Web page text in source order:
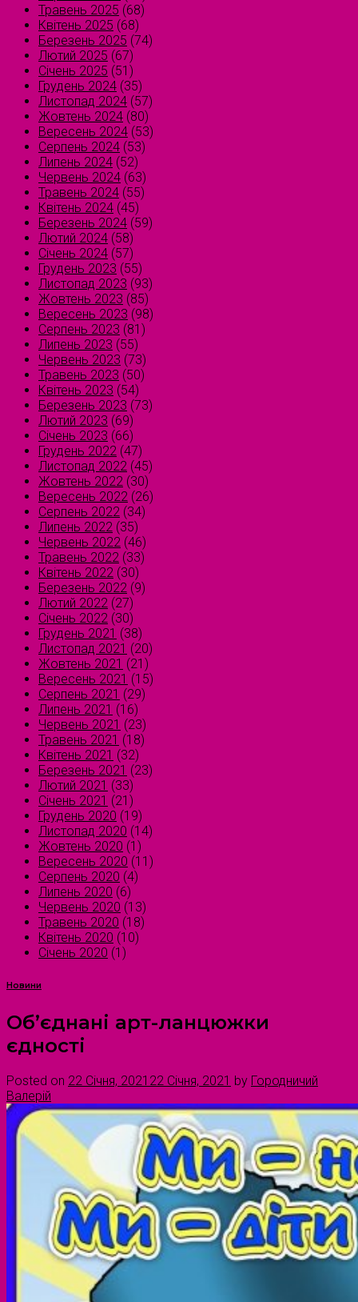
Травень 2025 (68)
Квітень 2025 (68)
Березень 2025 (74)
Лютий 2025 (67)
Січень 2025 (51)
Грудень 2024 (35)
Листопад 2024 (57)
Жовтень 2024 (80)
Вересень 2024 (53)
Серпень 2024 (53)
Липень 2024 (52)
Червень 2024 (63)
Травень 2024 (55)
Квітень 2024 (45)
Березень 2024 (59)
Лютий 2024 (58)
Січень 2024 (57)
Грудень 2023 (55)
Листопад 2023 (93)
Жовтень 2023 (85)
Вересень 2023 (98)
Серпень 2023 (81)
Липень 2023 (55)
Червень 2023 (73)
Травень 2023 (50)
Квітень 2023 (54)
Березень 2023 (73)
Лютий 2023 (69)
Січень 2023 (66)
Грудень 2022 (47)
Листопад 2022 (45)
Жовтень 2022 (30)
Вересень 2022 (26)
Серпень 2022 (34)
Липень 2022 (35)
Червень 2022 (46)
Травень 2022 (33)
Квітень 2022 (30)
Березень 2022 (9)
Лютий 2022 (27)
Січень 2022 (30)
Грудень 2021 (38)
Листопад 2021 (20)
Жовтень 2021 (21)
Вересень 2021 (15)
Серпень 2021 (29)
Липень 2021 (16)
Червень 2021 (23)
Травень 2021 (18)
Квітень 2021 (32)
Березень 2021 (23)
Лютий 2021 (33)
Січень 2021 (21)
Грудень 2020 (19)
Листопад 2020 (14)
Жовтень 2020 (1)
Вересень 2020 (11)
Серпень 2020 (4)
Липень 2020 (6)
Червень 2020 (13)
Травень 2020 (18)
Квітень 2020 (10)
Січень 2020 (1)
Новини
Об’єднані арт-ланцюжки
єдності
Posted on 22 Січня, 2021 22 Січня, 2021 by Городничий
Валерій